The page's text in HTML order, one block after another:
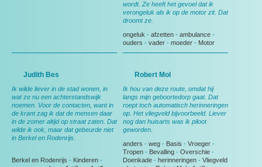
wordt. Ze heeft het gevoel dat ik
verongeluk als ik op de motor zit. Dat
droomt ze.
ongeluk - afzetten - ambulance -
ouders - vader - moeder - Motor
Judith Bes
Ik wilde liever in de stad wonen, in
wat ze nu een achterstandswijk
noemen. Voor de contacten, want in
de krant zag ik dat de mensen daar
in de zomer altijd op straat zaten. Dat
wilde ik ook, maar dat gebeurde niet
in Berkel en Rodenrijs.
Berkel en Rodenrijs - Kinderen -
Robert Mol
Ik hou van deze route, omdat hij
langs mijn geboortedorp gaat. Dat
roept toch automatisch herinneringen
op. Het vliegveld bijvoorbeeld. Liever
nog dan huisarts was ik piloot
geworden.
anders - weg - Basis - Vroeger -
Tropen - Bevalling - Overschie -
Doenkade - herinneringen - Vliegveld